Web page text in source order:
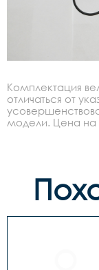
Комплектация
отличаться от
модели. Цена на